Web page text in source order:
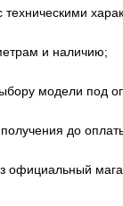
техническими
и наличию;
модели под
до
официальный